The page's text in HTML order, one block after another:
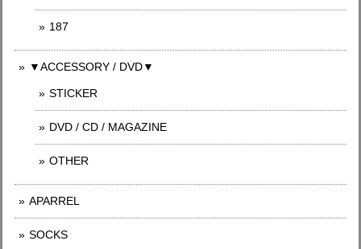
187
▼ACCESSORY / DVD▼
STICKER
DVD / CD / MAGAZINE
OTHER
APARREL
SOCKS